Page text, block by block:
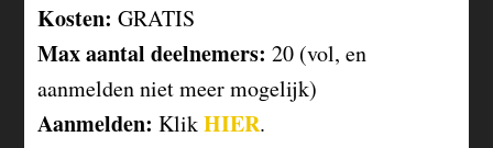
Kosten: GRATIS
Max aantal deelnemers:20 (vol, en
aanmelden niet meer mogelijk)
Aanmelden: KlikHIER.